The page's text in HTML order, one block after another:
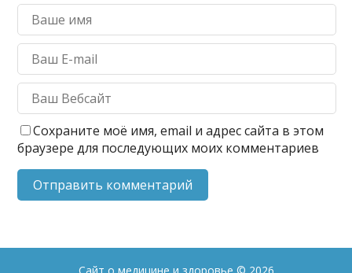
Сохраните моё имя, email и адрес сайта в этом
браузере для последующих моих комментариев
Сайт о медицине и здоровье © 2026